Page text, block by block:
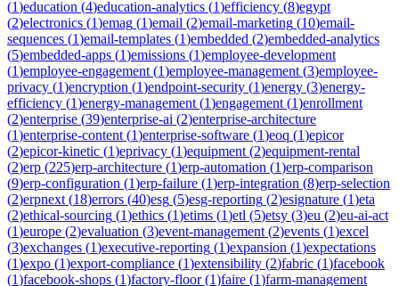
(1)education (4)education-analytics (1)efficiency (8)egypt
(2)electronics (1)emag (1)email (2)email-marketing (10)email-
sequences (1)email-templates (1)embedded (2)embedded-analytics
(5)embedded-apps (1)emissions (1)employee-development
(1)employee-engagement (1)employee-management (3)employee-
privacy (1)encryption (1)endpoint-security (1)energy (3)energy-
efficiency (1)energy-management (1)engagement (1)enrollment
(2)enterprise (39)enterprise-ai (2)enterprise-architecture
(1)enterprise-content (1)enterprise-software (1)eoq (1)epicor
(2)epicor-kinetic (1)eprivacy (1)equipment (2)equipment-rental
(2)erp (225)erp-architecture (1)erp-automation (1)erp-comparison
(9)erp-configuration (1)erp-failure (1)erp-integration (8)erp-selection
(2)erpnext (18)errors (40)esg (5)esg-reporting (2)esignature (1)eta
(2)ethical-sourcing (1)ethics (1)etims (1)etl (5)etsy (3)eu (2)eu-ai-act
(1)europe (2)evaluation (3)event-management (2)events (1)excel
(3)exchanges (1)executive-reporting (1)expansion (1)expectations
(1)expo (1)export-compliance (1)extensibility (2)fabric (1)facebook
(1)facebook-shops (1)factory-floor(1)faire (1)farm-management